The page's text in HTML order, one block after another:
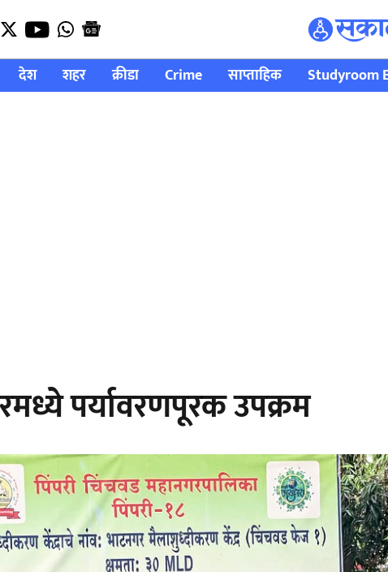
देश शहर क्रीडा Crime साप्ताहिक Studyroom
पर्यावरणपूरक उपक्रम